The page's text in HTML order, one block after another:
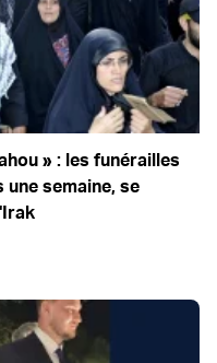
» : les funérailles
une semaine, se